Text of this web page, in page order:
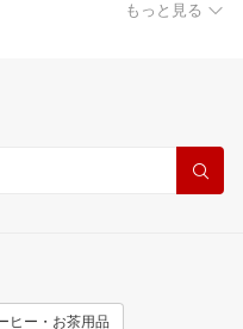
もっと見る
ヒー・お茶用品